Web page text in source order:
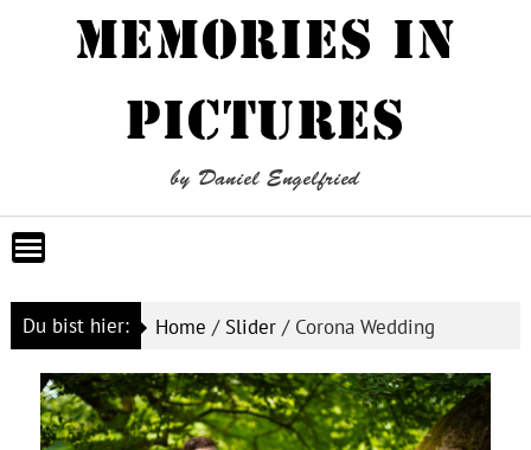
MEMORIES IN
PICTURES
by Daniel Engelfried
Du bist hier: Home / Slider / Corona Wedding